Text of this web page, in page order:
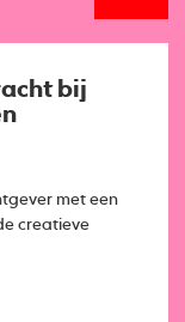
bij
met een
creatieve